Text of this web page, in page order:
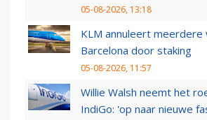
05-08-2026, 13:18
KLM annuleert meerdere
Barcelona door staking
05-08-2026, 11:57
Willie Walsh neemt het
IndiGo: 'op naar nieuwe